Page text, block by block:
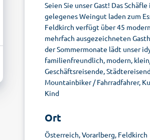
Seien Sie unser Gast! Das
gelegenes Weingut laden zum
Feldkirch verfügt über 45
mehrfach ausgezeichneten
der Sommermonate lädt unser
familienfreundlich, modern,
Geschäftsreisende,
Mountainbiker / Fahrradfahrer,
Kind
Ort
Österreich, Vorarlberg, Feldkirch